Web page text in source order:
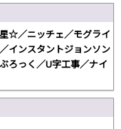
☆／ニッチェ／モグライ
インスタントジョンソン
ろっく／U字工事／ナイ